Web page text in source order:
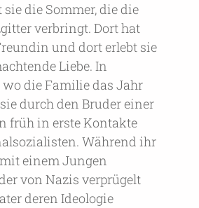
die Sommer, die die
verbringt. Dort hat
und dort erlebt sie
Liebe. In
die Familie das Jahr
durch den Bruder einer
früh in erste Kontakte
Während ihr
einem Jungen
von Nazis verprügelt
deren Ideologie